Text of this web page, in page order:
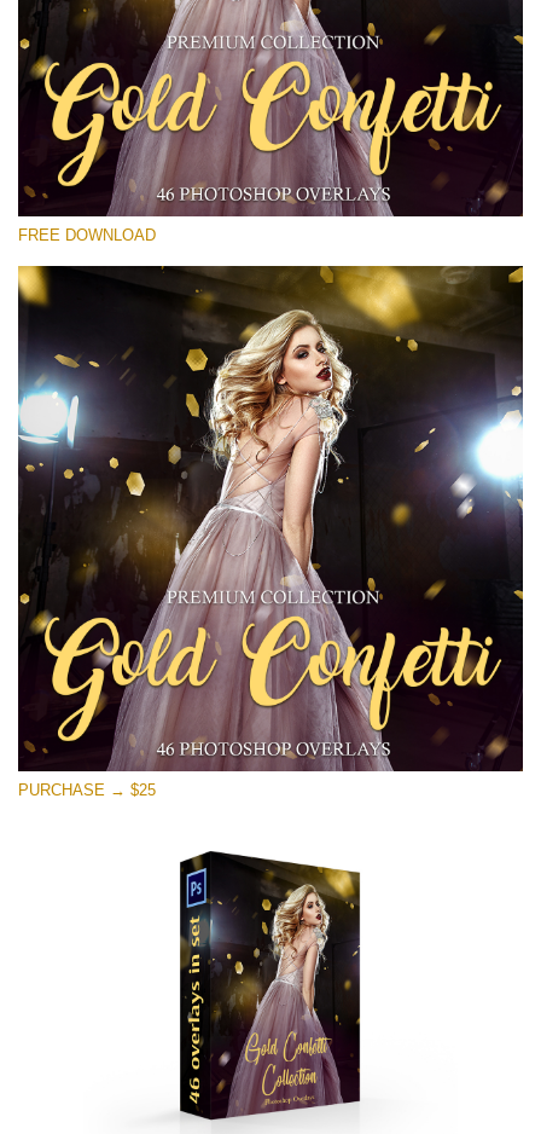
Xin hãy lựa chọn
Free Gold Overlay #28
Small 800*533px
Gold Confetti
(46 Overlays)
Bokeh Collection (650 Overlays)
Large 6000*4000px
Entire Collection
(1783 Overlays)
Large 6000*4000px
Tải xuống miễn phí
FREE DOWNLOAD
PURCHASE → $25